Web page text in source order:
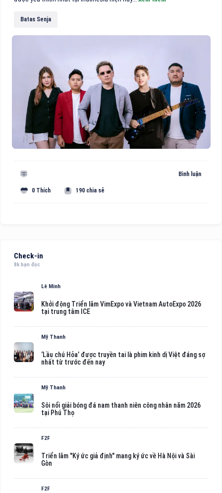
Batas Senja
Bình luận
0 Thích 190 chia sẻ
Check-in
8k bạn đọc
Lê Minh
Khởi động Triển lãm VimExpo và Vietnam AutoExpo 2026
tại trung tâm ICE
Mỹ Thanh
‘Lầu chú Hỏa’ được truyền tai là phim kinh dị Việt đáng sợ
nhất từ trước đến nay
Mỹ Thanh
Sôi nổi giải bóng đá nam thanh niên công nhân năm 2026
tại Phú Thọ
F2F
Triển lãm "Ký ức giả định" mang ký ức về Hà Nội và Sài
Gòn
F2F